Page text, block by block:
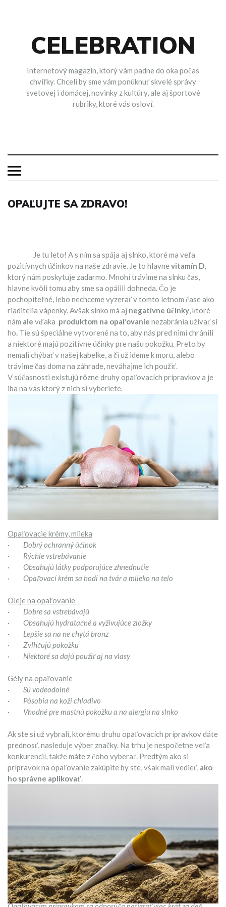
CELEBRATION
Internetový magazín, ktorý vám padne do oka počas
chvíľky. Chceli by sme vám ponúknuť skvelé správy
svetovej i domácej, novinky z kultúry, ale aj športové
rubriky, ktoré vás osloví.
OPAĽUJTE SA ZDRAVO!
Je tu leto! A s ním sa spája aj slnko, ktoré ma veľa
pozitívnych účinkov na naše zdravie. Je to hlavne vitamín D,
ktorý nám poskytuje zadarmo. Mnohí trávime na slnku čas,
hlavne kvôli tomu aby sme sa opálili dohneda. Čo je
pochopiteľné, lebo nechceme vyzerať v tomto letnom čase ako
riaditelia vápenky. Avšak slnko má aj negatívne účinky, ktoré
nám ale vďaka produktom na opaľovanie nezabránia užívať si
ho. Tie sú špeciálne vytvorené na to, aby nás pred nimi chránili
a niektoré majú pozitívne účinky pre našu pokožku. Preto by
nemali chýbať v našej kabelke, a či už ideme k moru, alebo
trávime čas doma na záhrade, neváhajme ich použiť.
V súčasnosti existujú rôzne druhy opaľovacích prípravkov a je
iba na vás ktorý z nich si vyberiete.
Opaľovacie krémy, mlieka
· Dobrý ochranný účinok
· Rýchle vstrebávanie
· Obsahujú látky podporujúce zhnednutie
· Opaľovací krém sa hodí na tvár a mlieko na telo
Oleje na opaľovanie
· Dobre sa vstrebávajú
· Obsahujú hydratačné a vyživujúce zložky
· Lepšie sa na ne chytá bronz
· Zvlhčujú pokožku
· Niektoré sa dajú použiť aj na vlasy
Gély na opaľovanie
· Sú vodeodolné
· Pôsobia na koži chladivo
· Vhodné pre mastnú pokožku a na alergiu na slnko
Ak ste si už vybrali, ktorému druhu opaľovacích prípravkov dáte
prednosť, nasleduje výber značky. Na trhu je nespočetne veľa
konkurencií, takže máte z čoho vyberať. Predtým ako si
prípravok na opaľovanie zakúpite by ste, však mali vedieť, ako
ho správne aplikovať.